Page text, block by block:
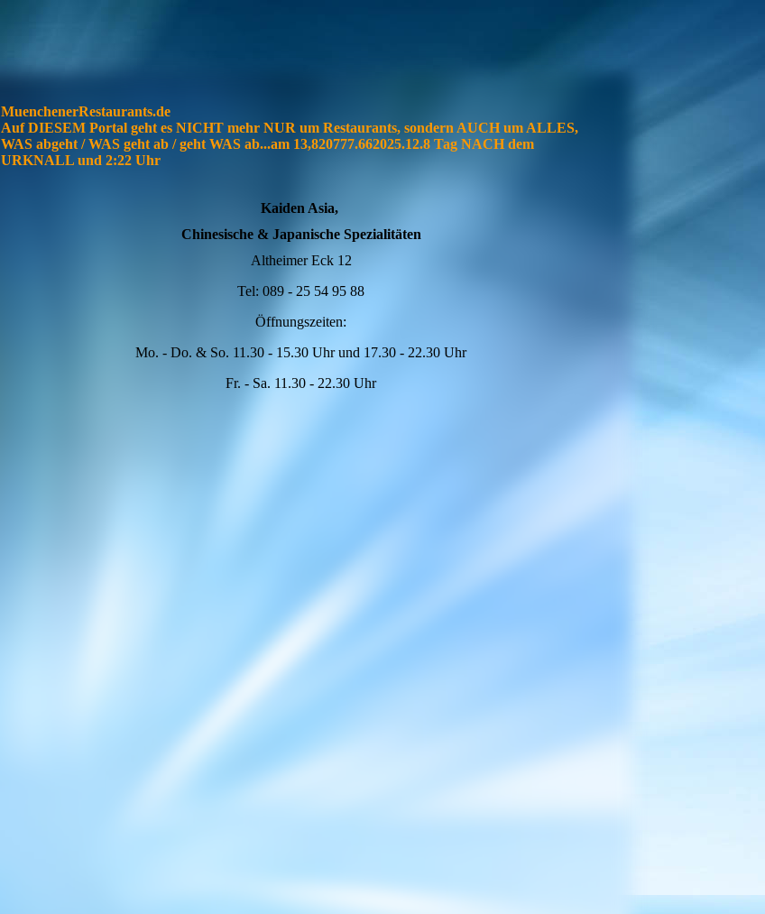
MuenchenerRestaurants.de
Auf DIESEM Portal geht es NICHT mehr NUR um Restaurants, sondern AUCH um ALLES,
WAS abgeht / WAS geht ab / geht WAS ab...am 13,820777.662025.12.8 Tag NACH dem
URKNALL und 2:22 Uhr
Kaiden Asia,
Chinesische & Japanische Spezialitäten
Altheimer Eck 12
Tel: 089 - 25 54 95 88
Öffnungszeiten:
Mo. - Do. & So. 11.30 - 15.30 Uhr und 17.30 - 22.30 Uhr
Fr. - Sa. 11.30 - 22.30 Uhr